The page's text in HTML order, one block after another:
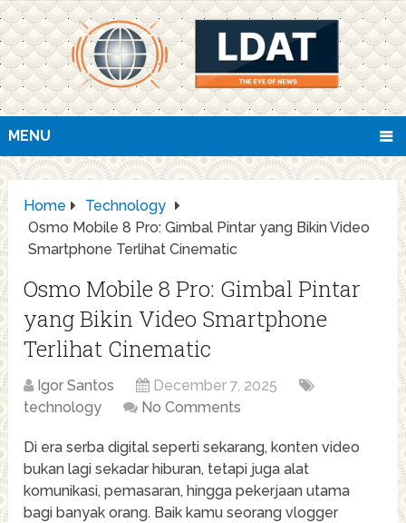
MENU
Home
Technology
Osmo Mobile 8 Pro: Gimbal Pintar yang Bikin Video
Smartphone Terlihat Cinematic
Osmo Mobile 8 Pro: Gimbal Pintar
yang Bikin Video Smartphone
Terlihat Cinematic
Igor Santos
December 7, 2025
technology
No Comments
Di era serba digital seperti sekarang, konten video
bukan lagi sekadar hiburan, tetapi juga alat
komunikasi, pemasaran, hingga pekerjaan utama
bagi banyak orang. Baik kamu seorang vlogger